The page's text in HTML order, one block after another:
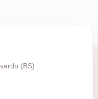
(BS)